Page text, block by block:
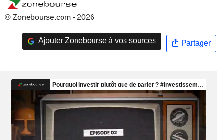
© Zonebourse.com - 2026
Ajouter Zonebourse à vos sources Partager